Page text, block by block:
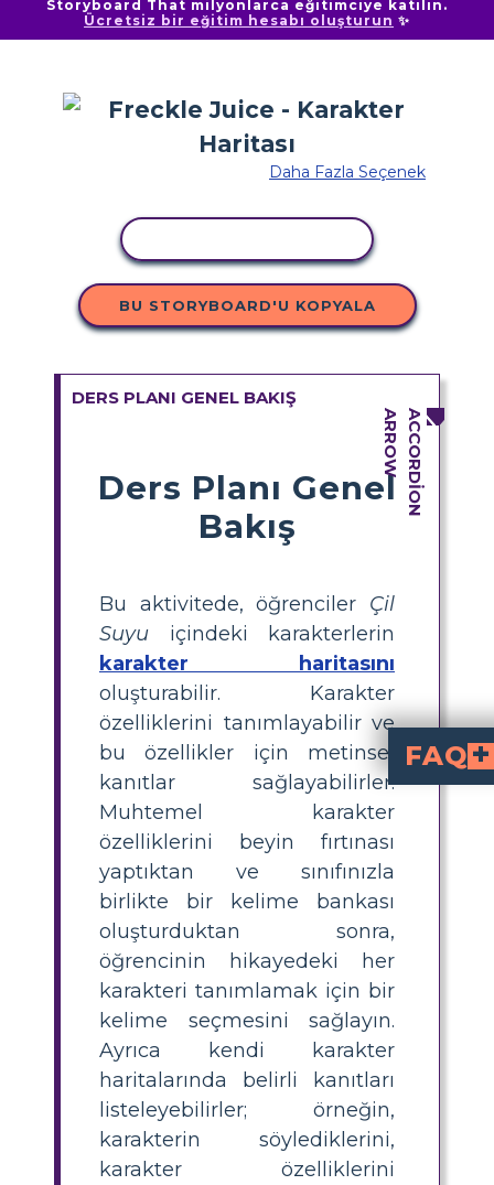
Storyboard That milyonlarca eğitimciye katılın.
Ücretsiz bir eğitim hesabı oluşturun ✨
Daha Fazla Seçenek
BU STORYBOARD'U KOPYALA
DERS PLANI GENEL BAKIŞ
Ders Planı Genel
Bakış
Bu aktivitede, öğrenciler Çil
Suyu içindeki karakterlerin
karakter haritasını
oluşturabilir. Karakter
özelliklerini tanımlayabilir ve
bu özellikler için metinsel
kanıtlar sağlayabilirler.
Muhtemel karakter
özelliklerini beyin fırtınası
yaptıktan ve sınıfınızla
birlikte bir kelime bankası
oluşturduktan sonra,
öğrencinin hikayedeki her
karakteri tanımlamak için bir
kelime seçmesini sağlayın.
Ayrıca kendi karakter
haritalarında belirli kanıtları
listeleyebilirler; örneğin,
karakterin söylediklerini,
karakter özelliklerini
FAQ